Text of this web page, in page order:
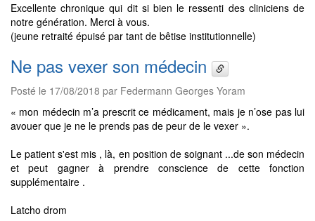
Excellente chronique qui dit si bien le ressenti des cliniciens de
notre génération. Merci à vous.
(jeune retraité épuisé par tant de bêtise institutionnelle)
Ne pas vexer son médecin
Posté le 17/08/2018 par Federmann Georges Yoram
« mon médecin m’a prescrit ce médicament, mais je n’ose pas lui
avouer que je ne le prends pas de peur de le vexer ».
Le patient s'est mis , là, en position de soignant ...de son médecin
et peut gagner à prendre conscience de cette fonction
supplémentaire .
Latcho drom